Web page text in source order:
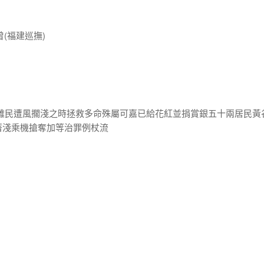
(福建巡撫)
遭風擱淺之時拯救多命殊屬可嘉已給花紅並捐賞銀五十兩居民黃
乘機搶奪加等治罪例杖流